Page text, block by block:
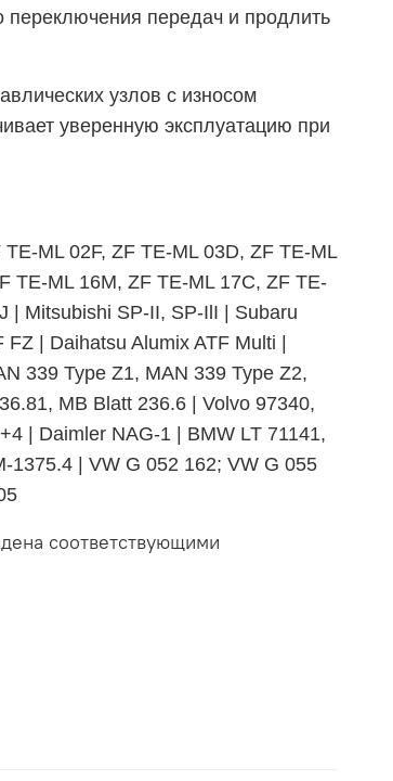
переключения передач и продлить
узлов с износом
уверенную эксплуатацию при
ML 02F, ZF TE-ML 03D, ZF TE-ML
TE-ML 16M, ZF TE-ML 17C, ZF TE-
| Mitsubishi SP-II, SP-IlI | Subaru
| Daihatsu Alumix ATF Multi |
339 Type Z1, MAN 339 Type Z2,
MB Blatt 236.6 | Volvo 97340,
| Daimler NAG-1 | BMW LT 71141,
1375.4 | VW G 052 162; VW G 055
соответствующими